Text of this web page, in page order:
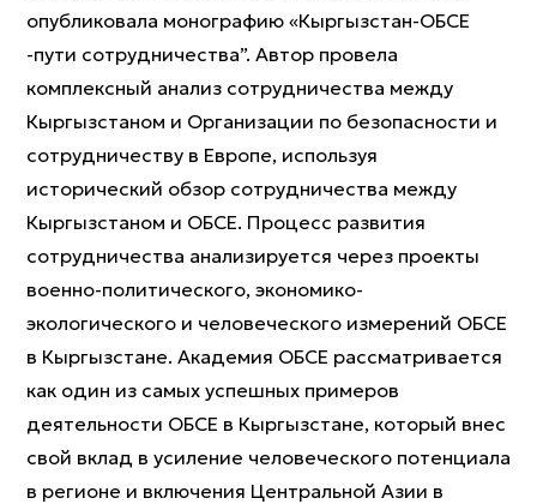
опубликовала монографию «Кыргызстан-ОБСЕ
-пути сотрудничества”. Автор провела
комплексный анализ сотрудничества между
Кыргызстаном и Организации по безопасности и
сотрудничеству в Европе, используя
исторический обзор сотрудничества между
Кыргызстаном и ОБСЕ. Процесс развития
сотрудничества анализируется через проекты
военно-политического, экономико-
экологического и человеческого измерений ОБСЕ
в Кыргызстане. Академия ОБСЕ рассматривается
как один из самых успешных примеров
деятельности ОБСЕ в Кыргызстане, который внес
свой вклад в усиление человеческого потенциала
в регионе и включения Центральной Азии в